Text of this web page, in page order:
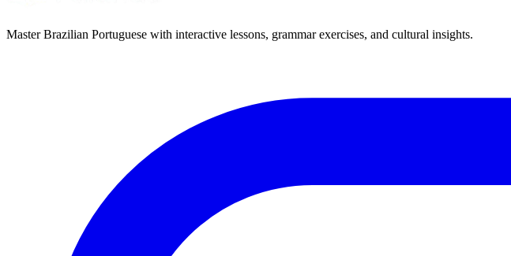
Master Brazilian Portuguese with interactive lessons, grammar exercises, and cultural insights.